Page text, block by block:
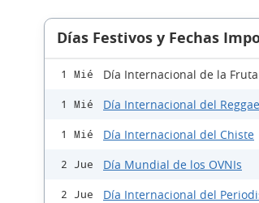
Días Festivos y Fechas
1 Mié Día Internacional de la Fruta
1 Mié Día Internacional del Reggae
1 Mié Día Internacional del Chiste
2 Jue Día Mundial de los OVNIs
2 Jue Día Internacional del